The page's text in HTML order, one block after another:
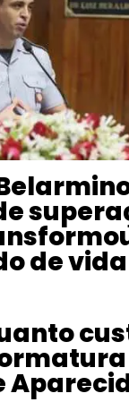
de vida